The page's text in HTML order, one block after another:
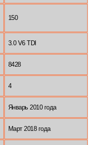
150
3.0 V6 TDI
8428
4
Январь 2010 года
Март 2018 года